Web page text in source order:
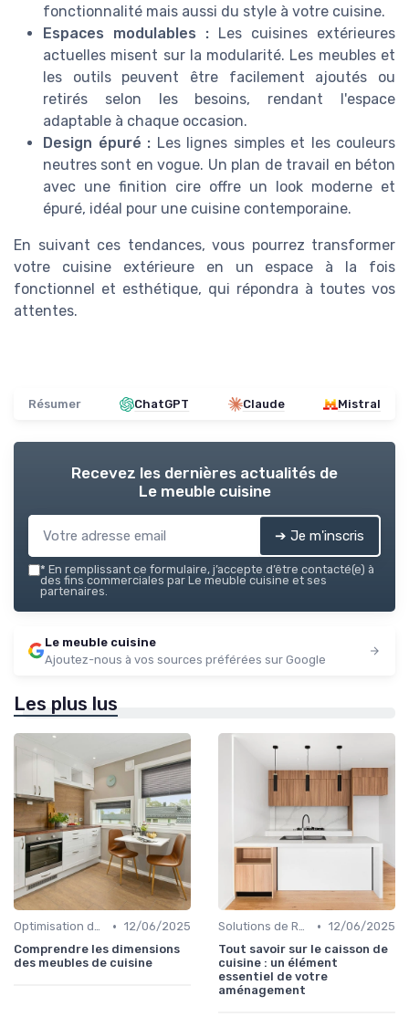
fonctionnalité mais aussi du style à votre cuisine.
Espaces modulables : Les cuisines extérieures
actuelles misent sur la modularité. Les meubles et
les outils peuvent être facilement ajoutés ou
retirés selon les besoins, rendant l'espace
adaptable à chaque occasion.
Design épuré : Les lignes simples et les couleurs
neutres sont en vogue. Un plan de travail en béton
avec une finition cire offre un look moderne et
épuré, idéal pour une cuisine contemporaine.
En suivant ces tendances, vous pourrez transformer
votre cuisine extérieure en un espace à la fois
fonctionnel et esthétique, qui répondra à toutes vos
attentes.
Résumer ChatGPT Claude Mistral
Recevez les dernières actualités de
Le meuble cuisine
➔ Je m'inscris
* En remplissant ce formulaire, j’accepte d’être contacté(e) à
des fins commerciales par Le meuble cuisine et ses
partenaires.
Le meuble cuisine
Ajoutez-nous à vos sources préférées sur Google
Les plus lus
Optimisation de l'Espace • 12/06/2025
Comprendre les dimensions
des meubles de cuisine
Solutions de Rangement Intelligentes • 12/06/2025
Tout savoir sur le caisson de
cuisine : un élément
essentiel de votre
aménagement